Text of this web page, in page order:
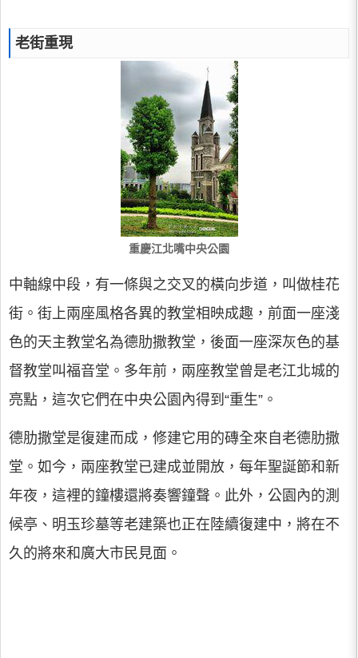
老街重現
重慶江北嘴中央公園
中軸線中段，有一條與之交叉的橫向步道，叫做桂花
街。街上兩座風格各異的教堂相映成趣，前面一座淺
色的天主教堂名為德肋撒教堂，後面一座深灰色的基
督教堂叫福音堂。多年前，兩座教堂曾是老江北城的
亮點，這次它們在中央公園內得到“重生”。
德肋撒堂是復建而成，修建它用的磚全來自老德肋撒
堂。如今，兩座教堂已建成並開放，每年聖誕節和新
年夜，這裡的鐘樓還將奏響鐘聲。此外，公園內的測
候亭、明玉珍墓等老建築也正在陸續復建中，將在不
久的將來和廣大市民見面。